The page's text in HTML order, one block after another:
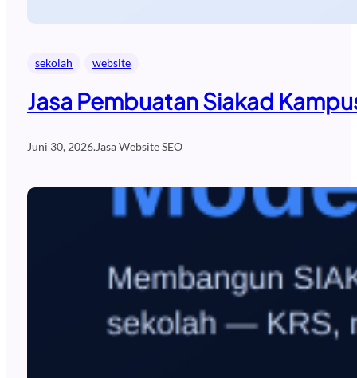
sekolah website
Jasa Pembuatan Siakad
Juni 30, 2026.Jasa Website SEO